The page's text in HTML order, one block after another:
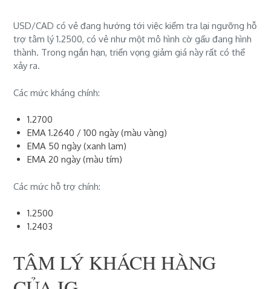
USD/CAD có vẻ đang hướng tới việc kiểm tra lại ngưỡng hỗ
trợtâm lý 1.2500, có vẻ như một mô hình cờ gấu đang hình
thành. Trong ngắn hạn, triển vọng giảm giá này rất có thể
xảy ra.
Các mức kháng chính:
1.2700
EMA1.2640 / 100 ngày (màu vàng)
EMA50 ngày (xanh lam)
EMA20 ngày (màu tím)
Các mức hỗ trợ chính:
1.2500
1.2403
TÂM LÝ KHÁCH HÀNG